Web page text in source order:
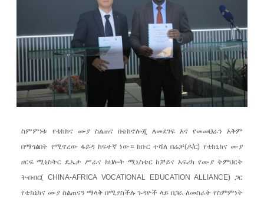
ስምምነቱ የቴክክና ሙያ ስልጠና በቴክኖሎጂ ለመደገፍ እና የመመህራን አቅም
በማጎልበት የሚኖረው ፋይዳ ከፍተኛ ነው። ክቡር ተሻለ በሬቻ(ዶ/ር) የቴክኒክና ሙያ
ዘርፍ ሚኒስትር ዴኤታ ሥራና ክህሎት ሚኒስቴር ከቻይና አፍሪካ የሙያ ትምህርት
ትብብር( CHINA-AFRICA VOCATIONAL EDUCATION ALLIANCE) ጋር
የቴክኒክና ሙያ ስልጠናን ማላቅ በሚያስችሉ ጉዳዮች ላይ በጋራ ለመስራት የስምምነት